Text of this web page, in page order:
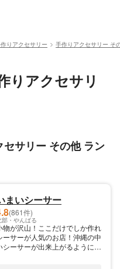
りアクセサリー 手作りアクセサリー そ
りアクセサリ
サリー その他 ラン
まいシーサー
(861件)
部・やんばる
物が沢山！ここだけでしか作れ
ーサーが人気のお店！沖縄の中
シーサーが出来上がるように工